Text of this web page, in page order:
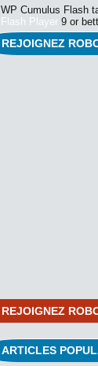
WP Cumulus Flash
Flash Player 9 or
REJOIGNEZ
REJOIGNEZ
ARTICLES